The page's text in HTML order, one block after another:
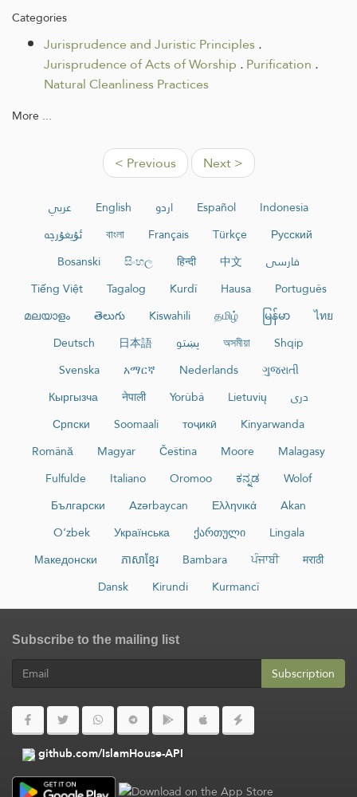
Categories
Jurisprudence and Juristic Principles.
Jurisprudence of Acts of Worship .Purification .
Natural Cleanliness Practices
More ...
< Previous Next >
عربي English اردو Español
Indonesia
ئۇيغۇرچە
বাংলা Français Türkçe
Русский
Bosanski
සිංහල हिन्दी 中文
فارسی
Tiếng Việt
Tagalog Kurdî Hausa
Português
മലയാളം
తెలుగు Kiswahili தமிழ் မြန်မာ
ไทย
Deutsch
日本語 پښتو অসমীয়া
Shqip
Svenska
አማርኛ Nederlands
ગુજરાતી
Кыргызча
नेपाली Yorùbá Lietuvių
دری
Српски
Soomaali тоҷикӣ
Kinyarwanda
Română
Magyar Čeština Moore
Malagasy
Fulfulde
Italiano Oromoo ಕನ್ನಡ
Wolof
Български
Azərbaycan Ελληνικά
Akan
O‘zbek
Українська ქართული
Lingala
Македонски
ភាសាខ្មែរ Bambara ਪੰਜਾਬੀ
मराठी
Dansk
Kirundi Kurmancî
Subscribe to the mailing list
Subscription
github.com/IslamHouse-API